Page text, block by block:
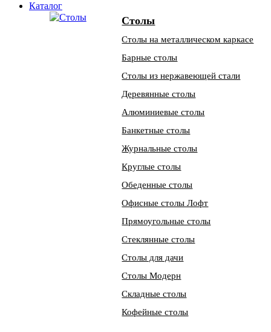
Каталог
Столы
Столы на металлическом каркасе
Барные столы
Столы из нержавеющей стали
Деревянные столы
Алюминиевые столы
Банкетные столы
Журнальные столы
Круглые столы
Обеденные столы
Офисные столы Лофт
Прямоугольные столы
Стеклянные столы
Столы для дачи
Столы Модерн
Складные столы
Кофейные столы